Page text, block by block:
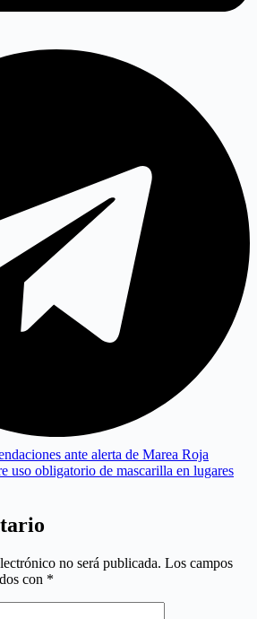
ante alerta de Marea Roja
uso obligatorio de mascarilla en lugares
no será publicada. Los campos
con *